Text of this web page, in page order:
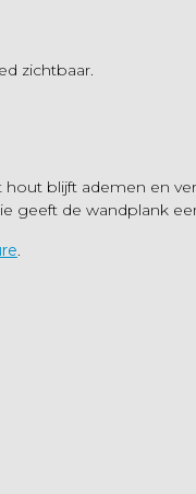
zichtbaar.
blijft ademen en
geeft de wandplank
.